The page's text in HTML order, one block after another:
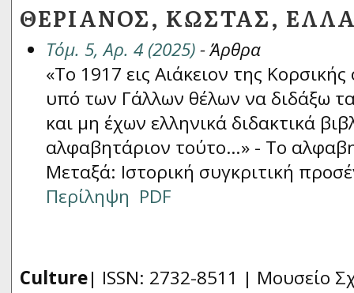
ΘΕΡΙΑΝΌΣ, ΚΏΣΤΑΣ,
Τόμ. 5, Αρ. 4 (2025)- Άρθρα
«Το 1917 εις Αιάκειον της
υπό των Γάλλων θέλων να διδάξω
και μη έχων ελληνικά διδακτικά
αλφαβητάριον τούτο…» - Το
Μεταξά: Ιστορική συγκριτική
Περίληψη PDF
Culture| ISSN: 2732-8511 | Μουσείο